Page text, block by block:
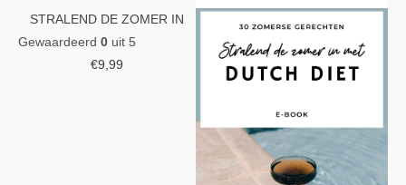
STRALEND DE ZOMER IN
Gewaardeerd 0 uit 5
€9,99